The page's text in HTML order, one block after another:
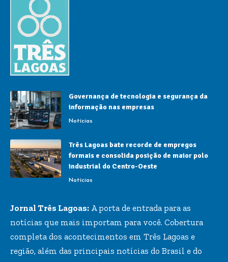
Governança de tecnologia e segurança da
informação nas empresas
Notícias
Três Lagoas bate recorde de empregos
formais e consolida posição de maior polo
industrial do Centro-Oeste
Notícias
Jornal Três Lagoas: A porta de entrada para as
notícias que mais importam para você. Cobertura
completa dos acontecimentos em Três Lagoas e
região, além das principais notícias do Brasil e do